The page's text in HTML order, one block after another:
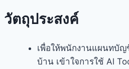
วัตถุประสงค์
เพื่อให้พนักงานแผนทบัญ
บ้าน เข้าใจการใช้ Al